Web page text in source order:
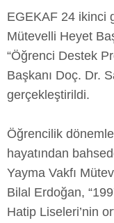
EGEKAF 24 ikinci
Mütevelli Heyet
“Öğrenci Destek
Başkanı Doç. Dr.
gerçekleştirildi.
Öğrencilik
hayatından
Yayma Vakfı
Bilal Erdoğan,
Hatip Liseleri’nin